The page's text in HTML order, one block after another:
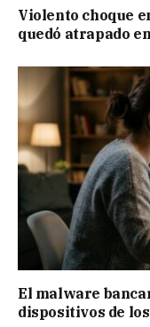
Violento choque
quedó atrapado
El malware
dispositivos de